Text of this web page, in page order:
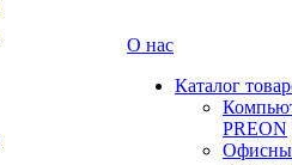
О нас
Каталог
PREON